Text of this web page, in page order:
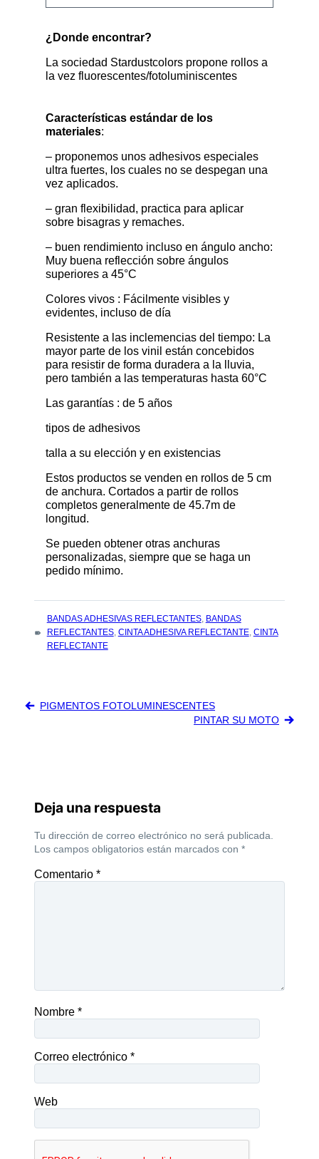
¿Donde encontrar?
La sociedad Stardustcolors propone rollos a
la vez fluorescentes/fotoluminiscentes
Características estándar de los
materiales:
– proponemos unos adhesivos especiales
ultra fuertes, los cuales no se despegan una
vez aplicados.
– gran flexibilidad, practica para aplicar
sobre bisagras y remaches.
– buen rendimiento incluso en ángulo ancho:
Muy buena reflección sobre ángulos
superiores a 45°C
Colores vivos : Fácilmente visibles y
evidentes, incluso de día
Resistente a las inclemencias del tiempo: La
mayor parte de los vinil están concebidos
para resistir de forma duradera a la lluvia,
pero también a las temperaturas hasta 60°C
Las garantías : de 5 años
tipos de adhesivos
talla a su elección y en existencias
Estos productos se venden en rollos de 5 cm
de anchura. Cortados a partir de rollos
completos generalmente de 45.7m de
longitud.
Se pueden obtener otras anchuras
personalizadas, siempre que se haga un
pedido mínimo.
TAGS
:
BANDAS ADHESIVAS REFLECTANTES, BANDAS
REFLECTANTES, CINTA ADHESIVA REFLECTANTE, CINTA
REFLECTANTE
PIGMENTOS FOTOLUMINESCENTES
PINTAR SU MOTO
Deja una respuesta
Tu dirección de correo electrónico no será publicada.
Los campos obligatorios están marcados con *
Comentario *
Nombre *
Correo electrónico *
Web